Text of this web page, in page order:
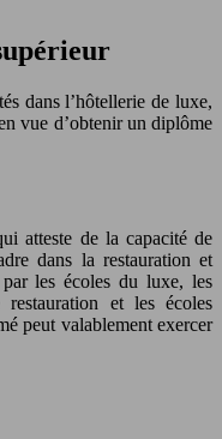
dans l’hôtellerie de luxe,
vue d’obtenir un diplôme
atteste de la capacité de
dans la restauration et
les écoles du luxe, les
et les écoles
peut valablement exercer